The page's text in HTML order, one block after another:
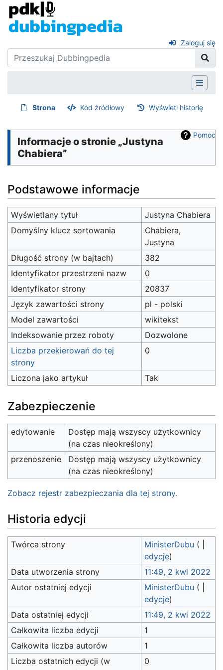
Zaloguj się
Strona Kod źródłowy Wyświetl historię
Pomoc
Informacje o stronie „Justyna
Chabiera”
Podstawowe informacje
Wyświetlany tytuł
Justyna Chabiera
Domyślny klucz sortowania
Chabiera,
Justyna
Długość strony (w bajtach)
382
Identyfikator przestrzeni nazw
0
Identyfikator strony
20837
Język zawartości strony
pl - polski
Model zawartości
wikitekst
Indeksowanie przez roboty
Dozwolone
Liczba przekierowań do tej
strony
0
Liczona jako artykuł Tak
Zabezpieczenie
edytowanie
Dostęp mają wszyscy użytkownicy
(na czas nieokreślony)
przenoszenie
Dostęp mają wszyscy użytkownicy
(na czas nieokreślony)
Zobacz rejestr zabezpieczania dla tej strony.
Historia edycji
Twórca strony MinisterDubu (
edycje)
Data utworzenia strony
11:49, 2 kwi 2022
Autor ostatniej edycji
MinisterDubu (
edycje)
Data ostatniej edycji
11:49, 2 kwi 2022
Całkowita liczba edycji
1
Całkowita liczba autorów
1
Liczba ostatnich edycji (w
0